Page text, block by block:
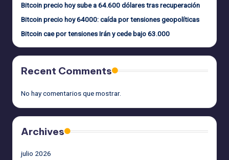
Bitcoin precio hoy sube a 64.600 dólares tras recuperación
Bitcoin precio hoy 64000: caída por tensiones geopolíticas
Bitcoin cae por tensiones Irán y cede bajo 63.000
Recent Comments
No hay comentarios que mostrar.
Archives
julio 2026